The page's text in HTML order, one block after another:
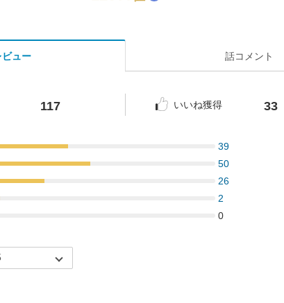
ュー 話コメント
117 いいね獲得 33
39
50
26
2
0